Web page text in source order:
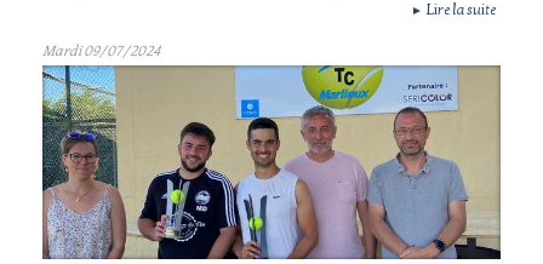
► Lire la suite
Mardi 09/07/2024